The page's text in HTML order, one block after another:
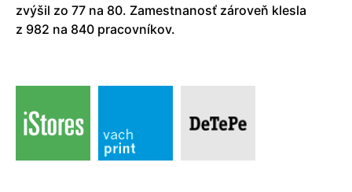
zvýšil zo 77 na 80. Zamestnanosť zároveň klesla
z 982 na 840 pracovníkov.